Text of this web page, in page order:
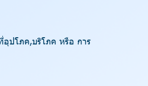
อุปโภค,บริโภค หรือ การ